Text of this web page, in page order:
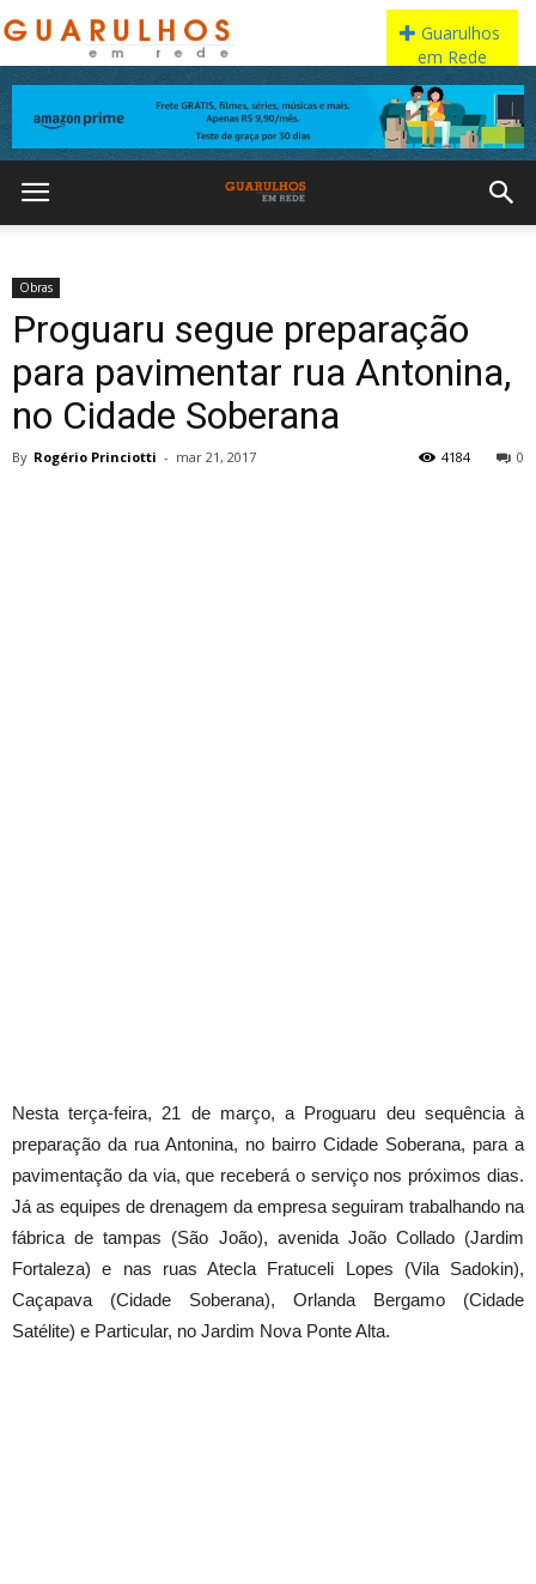
Obras
Proguaru segue preparação
para pavimentar rua Antonina,
no Cidade Soberana
By Rogério Princiotti - mar 21, 2017 0
4184
Nesta terça-feira, 21 de março, a Proguaru deu sequência à
preparação da rua Antonina, no bairro Cidade Soberana, para a
pavimentação da via, que receberá o serviço nos próximos dias.
Já as equipes de drenagem da empresa seguiram trabalhando na
fábrica de tampas (São João), avenida João Collado (Jardim
Fortaleza) e nas ruas Atecla Fratuceli Lopes (Vila Sadokin),
Caçapava (Cidade Soberana), Orlanda Bergamo (Cidade
Satélite) e Particular, no Jardim Nova Ponte Alta.